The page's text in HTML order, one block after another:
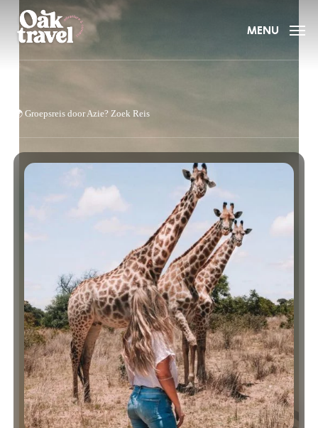
main
MENU
🌍 Groepsreis door Azie? Zoek Reis